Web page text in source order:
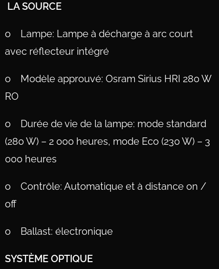
LA SOURCE
o Lampe: Lampe à décharge à arc court
avec réflecteur intégré
o Modèle approuvé: Osram Sirius HRI 280 W
RO
o Durée de vie de la lampe: mode standard
(280 W) – 2 000 heures, mode Eco (230 W) – 3
000 heures
o Contrôle: Automatique et à distance on /
off
o Ballast: électronique
SYSTÈME OPTIQUE